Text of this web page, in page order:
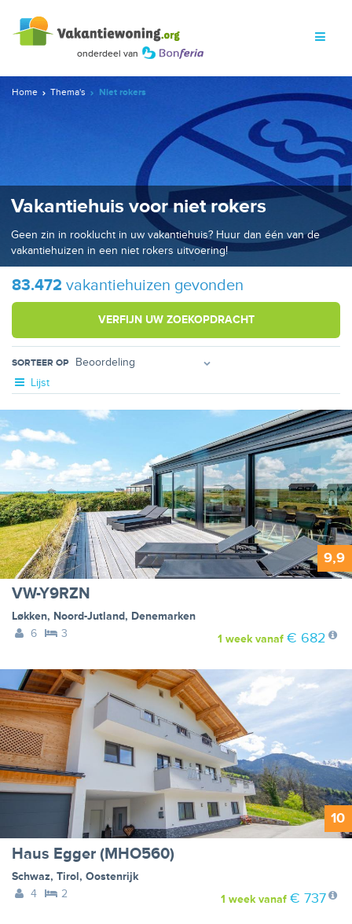
Home Thema's Niet rokers
Vakantiehuis voor niet rokers
Geen zin in rooklucht in uw vakantiehuis? Huur dan één van de
vakantiehuizen in een niet rokers uitvoering!
83.472 vakantiehuizen gevonden
VERFIJN UW ZOEKOPDRACHT
SORTEER OP
Lijst
9,9
VW-Y9RZN
Løkken, Noord-Jutland, Denemarken
6
3 1 weekvanaf € 682
10
Haus Egger (MHO560)
Schwaz, Tirol, Oostenrijk
4
2 1 weekvanaf € 737